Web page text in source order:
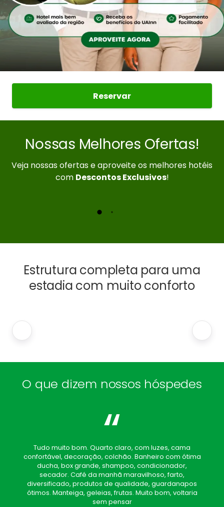
Reservar
Nossas Melhores Ofertas!
Veja nossas ofertas e aproveite os melhores hotéis
com Descontos Exclusivos!
Estrutura completa para uma
estadia com muito conforto
O que dizem nossos hóspedes
“
Tudo muito bom. Quarto claro, com luzes, cama
confortável, decoração, colchão. Banheiro com ótima
ducha, box grande, shampoo, condicionador,
secador. Café da manhã maravilhoso, farto,
diversificado, produtos de qualidade, guardanapos
ótimos. Manteiga, geleias, frutas. Muito bom, voltaria
sem pensar